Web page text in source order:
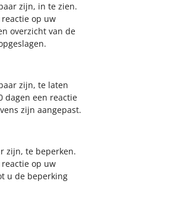
zijn, in te zien.
op uw
overzicht van de
zijn, te laten
dagen een reactie
zijn aangepast.
zijn, te beperken.
op uw
u de beperking